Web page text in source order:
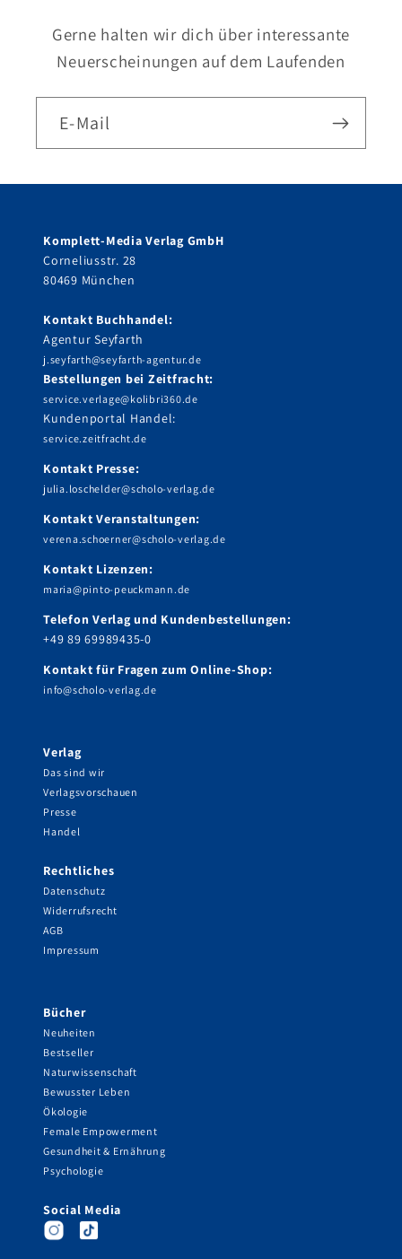
Gerne halten wir dich über interessante
Neuerscheinungen auf dem Laufenden
E-Mail
Komplett-Media Verlag GmbH
Corneliusstr. 28
80469 München
Kontakt Buchhandel:
Agentur Seyfarth
j.seyfarth@seyfarth-agentur.de
Bestellungen bei Zeitfracht:
service.verlage@kolibri360.de
Kundenportal Handel:
service.zeitfracht.de
Kontakt Presse:
julia.loschelder@scholo-verlag.de
Kontakt Veranstaltungen:
verena.schoerner@scholo-verlag.de
Kontakt Lizenzen:
maria@pinto-peuckmann.de
Telefon Verlag und Kundenbestellungen:
+49 89 69989435-0
Kontakt für Fragen zum Online-Shop:
info@scholo-verlag.de
Verlag
Das sind wir
Verlagsvorschauen
Presse
Handel
Rechtliches
Datenschutz
Widerrufsrecht
AGB
Impressum
Bücher
Neuheiten
Bestseller
Naturwissenschaft
Bewusster Leben
Ökologie
Female Empowerment
Gesundheit & Ernährung
Psychologie
Social Media